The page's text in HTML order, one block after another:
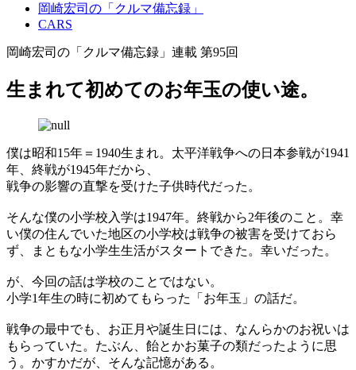
岡崎宏司の「クルマ備忘録」
CARS
岡崎宏司の「クルマ備忘録」連載 第95回
生まれて初めてのお年玉の使い途。
僕は昭和15年＝1940生まれ。太平洋戦争への日本参戦が1941
年、終戦が1945年だから、
戦争の影響の直撃を受けた子供時代だった。
そんな僕の小学校入学は1947年。終戦から2年後のこと。幸
い僕の住んでいた地区の小学校は戦争の被害を受けておら
ず、まともな小学生生活がスタートできた。幸いだった。
が、今回の話は学校のことではない。
小学1年生の時に初めてもらった「お年玉」の話だ。
戦争の最中でも、お正月や誕生日には、なんらかのお祝いは
もらっていた。たぶん、飴とかお菓子の類だったように思
う。かすかだが、そんな記憶がある。